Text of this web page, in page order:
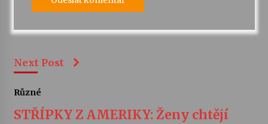
Next Post
Různé
STŘÍPKY Z AMERIKY: Ženy chtějí